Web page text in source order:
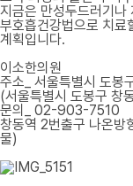
지금은 만성두드러기나
부호흡건강법으로 치료
계획입니다.
이소한의원
주소_ 서울특별시 도
(서울특별시 도봉구 창
문의_ 02-903-7510
창동역 2번출구 나온방
물)